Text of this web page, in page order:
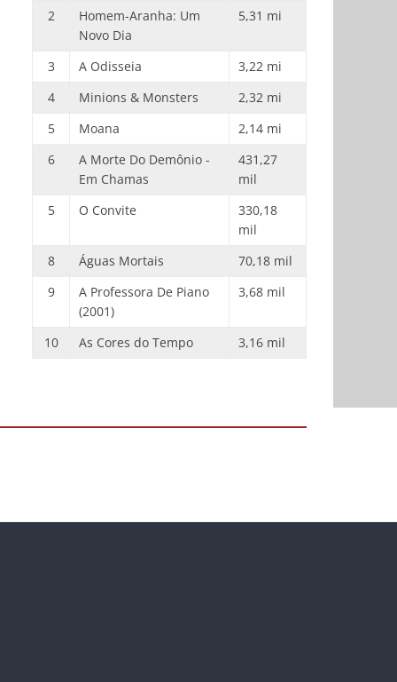
2
Homem-Aranha: Um
Novo Dia
5,31 mi
3 A Odisseia
3,22 mi
4
Minions & Monsters
2,32 mi
5
Moana
2,14 mi
6
A Morte Do Demônio -
Em Chamas
431,27
mil
5
O Convite
330,18
mil
8
Águas Mortais
70,18 mil
9
A Professora De Piano
(2001)
3,68 mil
10 As Cores do Tempo 3,16 mil